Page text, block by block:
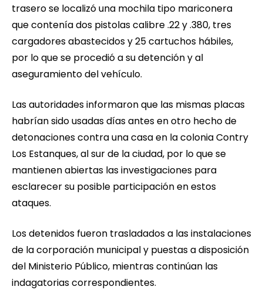
trasero se localizó una mochila tipo mariconera
que contenía dos pistolas calibre .22 y .380, tres
cargadores abastecidos y 25 cartuchos hábiles,
por lo que se procedió a su detención y al
aseguramiento del vehículo.
Las autoridades informaron que las mismas placas
habrían sido usadas días antes en otro hecho de
detonaciones contra una casa en la colonia Contry
Los Estanques, al sur de la ciudad, por lo que se
mantienen abiertas las investigaciones para
esclarecer su posible participación en estos
ataques.
Los detenidos fueron trasladados a las instalaciones
de la corporación municipal y puestas a disposición
del Ministerio Público, mientras continúan las
indagatorias correspondientes.